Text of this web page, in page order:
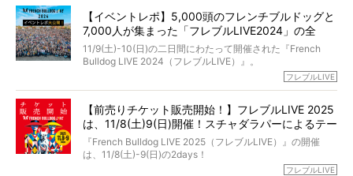
永久保存版のスペシャル対談です！
た。
もう諦めるしかないのかな…そんなとき、我が家に届いたの
が「THE fu-do(ザ・フード)」の試食品でした。
そして「THE fu-do(ザ・フード)」を食べつづけて二年、愛
ブヒは15歳になり、今も元気にお散歩をしています。
今回は、二年前の絶望から今までを包み隠さず、時系列で
【イベントレポ】5,000頭のフレンチブルドッグと
7,000人が集まった「フレブルLIVE2024」の全
貌！
11/9(土)-10(日)の二日間にわたって開催された『French
Bulldog LIVE 2024（フレブルLIVE）』。
今年はのべ5,000頭のフレンチブルドッグと7,000人のフレ
day1の司会はフレブルラバーのロッチさん。day2の音楽フ
ェスには世代ど真ん中のPUFFYが出演するなど、例年以上
に豪華なラインナップ。
北は北海道、南は鹿児島県から。全国のフレンチブルドッ
グが一堂に会した「フレブルLIVE2024」の模様を、詳しく
フレブルLIVE
【前売りチケット販売開始！】フレブルLIVE 2025
は、11/8(土)9(日)開催！スチャダラパーによるテー
マソング制作も決定
『French Bulldog LIVE 2025（フレブルLIVE）』の開催
は、11/8(土)-9(日)の2days！
お得な前売りチケット、いよいよ販売スタートです！フレブルLIVE